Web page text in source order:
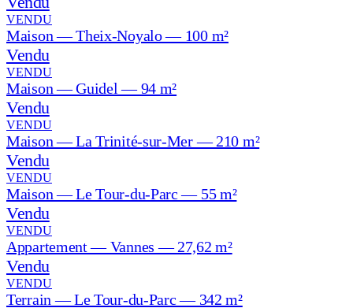
VENDU
Maison — Theix-Noyalo — 100 m²
Vendu
VENDU
Maison — Guidel — 94 m²
Vendu
VENDU
Maison — La Trinité-sur-Mer — 210 m²
Vendu
VENDU
Maison — Le Tour-du-Parc — 55 m²
Vendu
VENDU
Appartement — Vannes — 27,62 m²
Vendu
VENDU
Terrain — Le Tour-du-Parc — 342 m²